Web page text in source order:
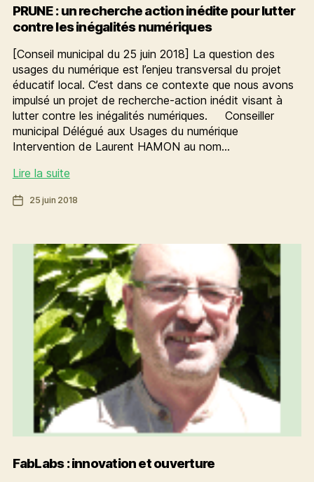
PRUNE : un recherche action inédite pour lutter
contre les inégalités numériques
[Conseil municipal du 25 juin 2018] La question des
usages du numérique est l’enjeu transversal du projet
éducatif local. C’est dans ce contexte que nous avons
impulsé un projet de recherche-action inédit visant à
lutter contre les inégalités numériques. Conseiller
municipal Délégué aux Usages du numérique
Intervention de Laurent HAMON au nom…
Lire la suitePRUNE
un
inédite
pour
lutter
contre
les
inégalités
numériques
Date25 juin 2018
FabLabs : innovation et ouverture